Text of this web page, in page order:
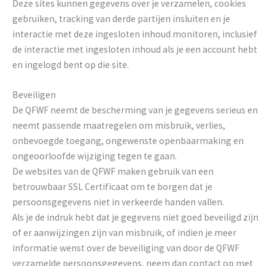
Deze sites kunnen gegevens over je verzamelen, cookies
gebruiken, tracking van derde partijen insluiten en je
interactie met deze ingesloten inhoud monitoren, inclusief
de interactie met ingesloten inhoud als je een account hebt
en ingelogd bent op die site.
Beveiligen
De QFWF neemt de bescherming van je gegevens serieus en
neemt passende maatregelen om misbruik, verlies,
onbevoegde toegang, ongewenste openbaarmaking en
ongeoorloofde wijziging tegen te gaan.
De websites van de QFWF maken gebruik van een
betrouwbaar SSL Certificaat om te borgen dat je
persoonsgegevens niet in verkeerde handen vallen.
Als je de indruk hebt dat je gegevens niet goed beveiligd zijn
of er aanwijzingen zijn van misbruik, of indien je meer
informatie wenst over de beveiliging van door de QFWF
verzamelde persoonsgegevens, neem dan contact op met